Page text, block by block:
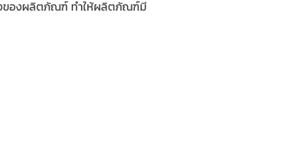
ของผลิตภัณฑ์ ทำให้ผลิตภัณฑ์มี